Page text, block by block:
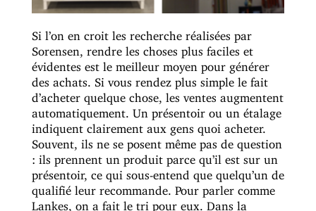
Si l’on en croit les recherche réalisées par
Sorensen, rendre les choses plus faciles et
évidentes est le meilleur moyen pour générer
des achats. Si vous rendez plus simple le fait
d’acheter quelque chose, les ventes augmentent
automatiquement. Un présentoir ou un étalage
indiquent clairement aux gens quoi acheter.
Souvent, ils ne se posent même pas de question
: ils prennent un produit parce qu’il est sur un
présentoir, ce qui sous-entend que quelqu’un de
qualifié leur recommande. Pour parler comme
Lankes, on a fait le tri pour eux. Dans la